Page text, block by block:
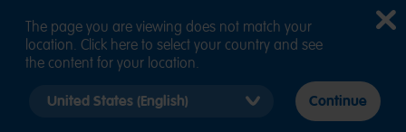
The page you are viewing does not match your
location. Click here to select your country and see
the content for your location.
country
Continue